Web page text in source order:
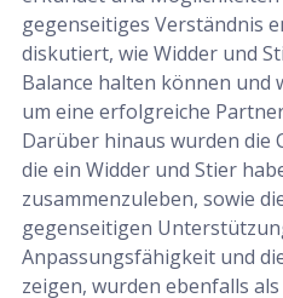
gegenseitiges Verständnis
diskutiert, wie Widder und
Balance halten können und
um eine erfolgreiche
Darüber hinaus wurden die
die ein Widder und Stier
zusammenzuleben, sowie
gegenseitigen
Anpassungsfähigkeit und
zeigen, wurden ebenfalls